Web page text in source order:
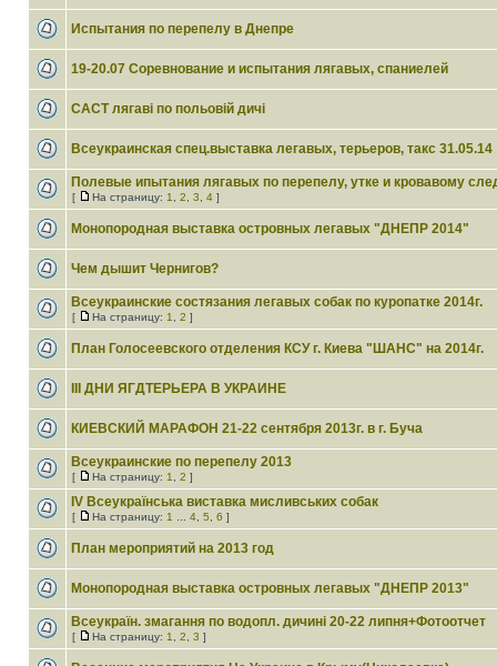
Испытания по перепелу в Днепре
19-20.07 Соревнование и испытания лягавых, спаниелей
САСТ лягаві по польовій дичі
Всеукраинская спец.выставка легавых, терьеров, такс 31.05.14
Полевые ипытания лягавых по перепелу, утке и кровавому
[ На страницу: 1 2 3 4 ]
Монопородная выставка островных легавых "ДНЕПР 2014"
Чем дышит Чернигов?
Всеукраинские состязания легавых собак по куропатке 2014г.
[ На страницу: 1 2 ]
План Голосеевского отделения КСУ г. Киева "ШАНС" на 2014г.
III ДНИ ЯГДТЕРЬЕРА В УКРАИНЕ
КИЕВСКИЙ МАРАФОН 21-22 сентября 2013г. в г. Буча
Всеукраинские по перепелу 2013
[ На страницу: 1 2 ]
IV Всеукраїнська виставка мисливських собак
[ На страницу: 1 4 5 6 ]
План мероприятий на 2013 год
Монопородная выставка островных легавых "ДНЕПР 2013"
Всеукраїн. змагання по водопл. дичині 20-22 липня+Фотоотчет
[ На страницу: 1 2 3 ]